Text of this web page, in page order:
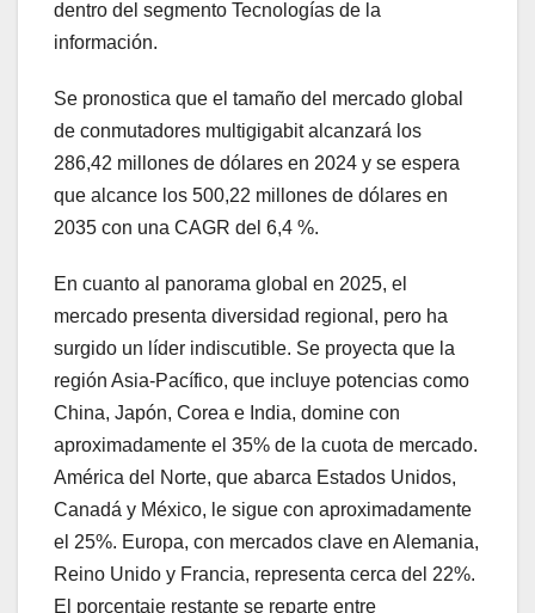
dentro del segmento Tecnologías de la
información.
Se pronostica que el tamaño del mercado global
de conmutadores multigigabit alcanzará los
286,42 millones de dólares en 2024 y se espera
que alcance los 500,22 millones de dólares en
2035 con una CAGR del 6,4 %.
En cuanto al panorama global en 2025, el
mercado presenta diversidad regional, pero ha
surgido un líder indiscutible. Se proyecta que la
región Asia-Pacífico, que incluye potencias como
China, Japón, Corea e India, domine con
aproximadamente el 35% de la cuota de mercado.
América del Norte, que abarca Estados Unidos,
Canadá y México, le sigue con aproximadamente
el 25%. Europa, con mercados clave en Alemania,
Reino Unido y Francia, representa cerca del 22%.
El porcentaje restante se reparte entre